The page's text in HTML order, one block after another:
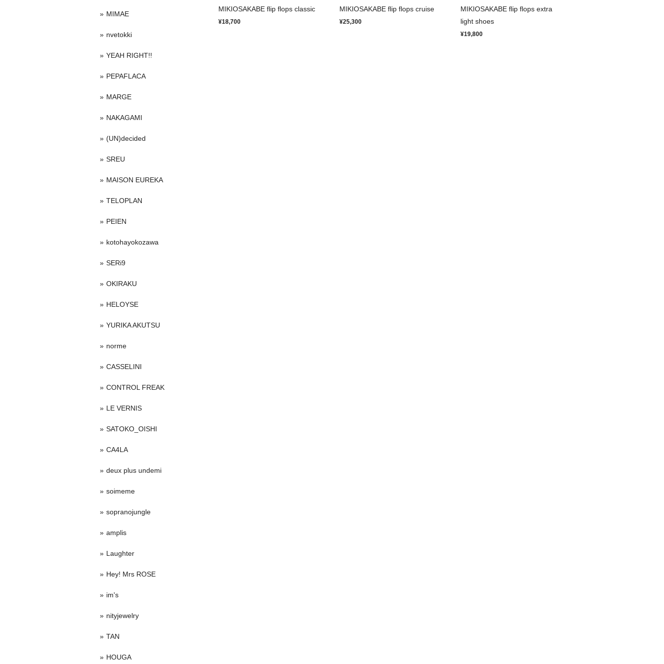
MIKIOSAKABE flip flops classic
¥18,700
MIKIOSAKABE flip flops cruise
¥25,300
MIKIOSAKABE flip flops extra
light shoes
¥19,800
MIMAE
nvetokki
YEAH RIGHT!!
PEPAFLACA
MARGE
NAKAGAMI
(UN)decided
SREU
MAISON EUREKA
TELOPLAN
PEIEN
kotohayokozawa
SERi9
OKIRAKU
HELOYSE
YURIKA AKUTSU
norme
CASSELINI
CONTROL FREAK
LE VERNIS
SATOKO_OISHI
CA4LA
deux plus undemi
soimeme
sopranojungle
amplis
Laughter
Hey! Mrs ROSE
im's
nityjewelry
TAN
HOUGA